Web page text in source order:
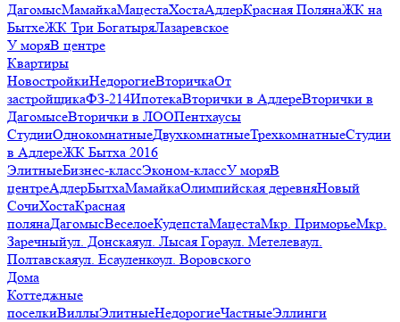
ДагомысМамайкаМацестаХостаАдлерКрасная ПолянаЖК на
БытхеЖК Три БогатыряЛазаревское
У моряВ центре
Квартиры
НовостройкиНедорогиеВторичкаОт
застройщикаФЗ-214ИпотекаВторички в АдлереВторички в
ДагомысеВторички в ЛООПентхаусы
СтудииОднокомнатныеДвухкомнатныеТрехкомнатныеСтудии
в АдлереЖК Бытха 2016
ЭлитныеБизнес-классЭконом-классУ моряВ
центреАдлерБытхаМамайкаОлимпийская деревняНовый
СочиХостаКрасная
полянаДагомысВеселоеКудепстаМацестаМкр. ПриморьеМкр.
Заречныйул. Донскаяул. Лысая Гораул. Метелеваул.
Полтавскаяул. Есауленкоул. Воровского
Дома
Коттеджные
поселкиВиллыЭлитныеНедорогиеЧастныеЭллинги